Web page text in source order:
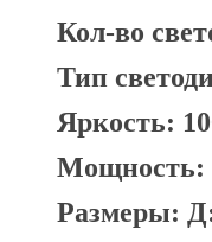
Кол-во
Тип
Яркость:
Мощность:
Размеры: